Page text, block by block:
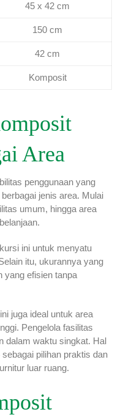
45 x 42 cm
150 cm
42 cm
Komposit
Area
penggunaan yang
jenis area. Mulai
umum, hingga area
ini untuk menyatu
itu, ukurannya yang
yang efisien tanpa
juga ideal untuk area
Pengelola fasilitas
dalam waktu singkat. Hal
pilihan praktis dan
luar ruang.